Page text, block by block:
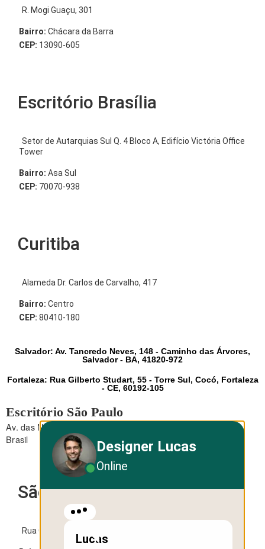
R. Mogi Guaçu, 301
Bairro: Chácara da Barra
CEP: 13090-605
Escritório Brasília
Setor de Autarquias Sul Q. 4 Bloco A, Edifício Victória Office
Tower
Bairro: Asa Sul
CEP: 70070-938
Curitiba
Alameda Dr. Carlos de Carvalho, 417
Bairro: Centro
CEP: 80410-180
Salvador: Av. Tancredo Neves, 148 - Caminho das Árvores,
Salvador - BA, 41820-972
Fortaleza: Rua Gilberto Studart, 55 - Torre Sul, Cocó, Fortaleza
- CE, 60192-105
Escritório São Paulo
Av. das Nações Unidas, 12.495 - Brooklin - São Paulo - SP -
Brasil
São Paulo
Rua George Ohm, 230 - Torre B
Designer Lucas
Online
Lucas